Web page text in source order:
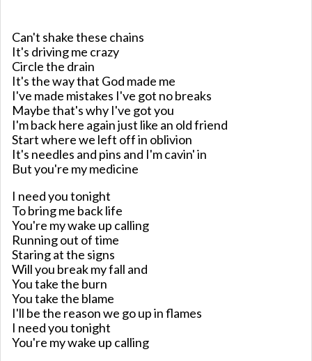
Can't shake these chains
It's driving me crazy
Circle the drain
It's the way that God made me
I've made mistakes I've got no breaks
Maybe that's why I've got you
I'm back here again just like an old friend
Start where we left off in oblivion
It's needles and pins and I'm cavin' in
But you're my medicine
I need you tonight
To bring me back life
You're my wake up calling
Running out of time
Staring at the signs
Will you break my fall and
You take the burn
You take the blame
I'll be the reason we go up in flames
I need you tonight
You're my wake up calling